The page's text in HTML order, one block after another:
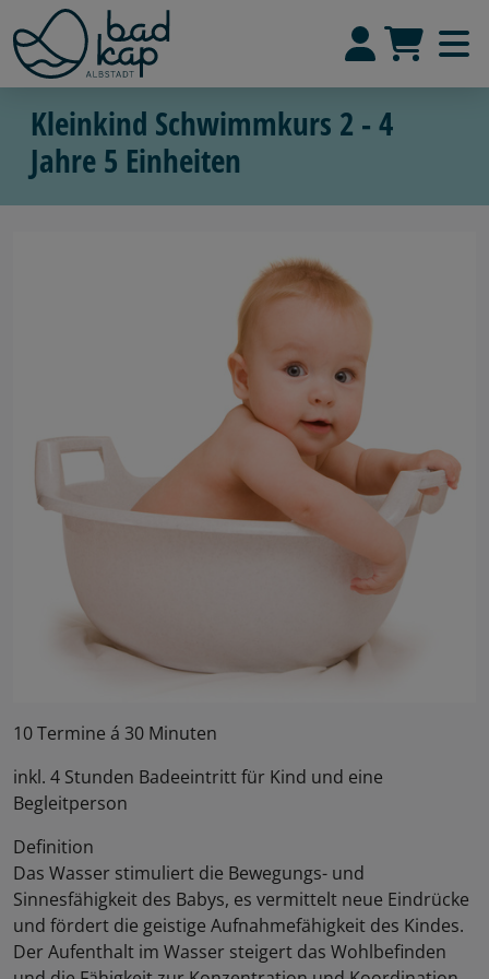
Kleinkind Schwimmkurs 2 - 4
Jahre 5 Einheiten
10 Termine á 30 Minuten
inkl. 4 Stunden Badeeintritt für Kind und eine
Begleitperson
Definition
Das Wasser stimuliert die Bewegungs- und
Sinnesfähigkeit des Babys, es vermittelt neue Eindrücke
und fördert die geistige Aufnahmefähigkeit des Kindes.
Der Aufenthalt im Wasser steigert das Wohlbefinden